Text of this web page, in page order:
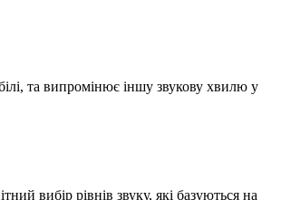
та випромінює іншу звукову хвилю у
вибір рівнів звуку, які базуються на